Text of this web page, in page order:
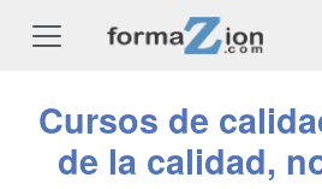
Cursos de
de la calidad,